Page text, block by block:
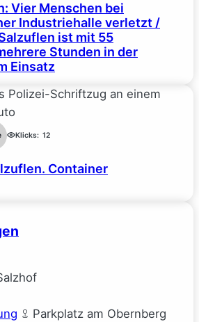
Vier Menschen bei
Industriehalle verletzt /
ist mit 55
Stunden in der
Einsatz
Klicks: 12
Container
Parkplatz am Obernberg